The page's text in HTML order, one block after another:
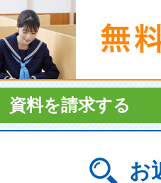
資料を請求する
お